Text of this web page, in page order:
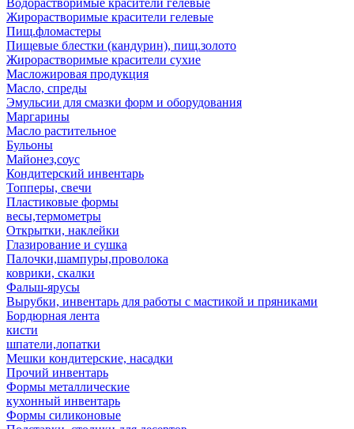
Водорастворимые красители гелевые
Жирорастворимые красители гелевые
Пищ.фломастеры
Пищевые блестки (кандурин), пищ.золото
Жирорастворимые красители сухие
Масложировая продукция
Масло, спреды
Эмульсии для смазки форм и оборудования
Маргарины
Масло растительное
Бульоны
Майонез,соус
Кондитерский инвентарь
Топперы, свечи
Пластиковые формы
весы,термометры
Открытки, наклейки
Глазирование и сушка
Палочки,шампуры,проволока
коврики, скалки
Фальш-ярусы
Вырубки, инвентарь для работы с мастикой и пряниками
Бордюрная лента
кисти
шпатели,лопатки
Мешки кондитерские, насадки
Прочий инвентарь
Формы металлические
кухонный инвентарь
Формы силиконовые